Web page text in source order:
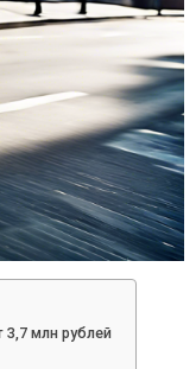
3,7 млн рублей